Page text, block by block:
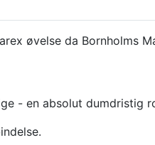
øvelse da Bornholms
- en absolut dumdristig